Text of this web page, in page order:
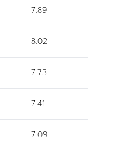
7.89
8.02
7.73
7.41
7.09